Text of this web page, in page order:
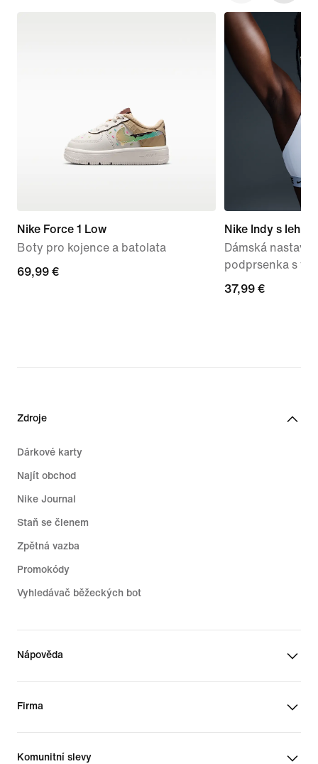
Nike Force 1 Low
Boty pro kojence a batolata
69,99 €
69,99 €
Nike Indy s
Dámská
podprsenka s
37,99 €
37,99 €
Zdroje
Dárkové karty
Najít obchod
Nike Journal
Staň se členem
Zpětná vazba
Promokódy
Vyhledávač běžeckých bot
Nápověda
Firma
Komunitní slevy